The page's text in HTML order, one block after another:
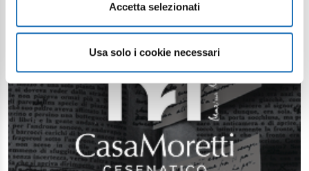
Accetta selezionati
Usa solo i cookie necessari